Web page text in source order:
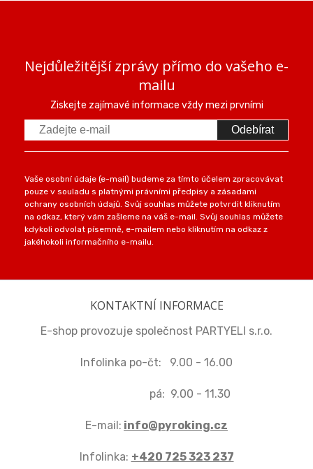
Nejdůležitější zprávy přímo do vašeho e-
mailu
Ziskejte zajímavé informace vždy mezi prvními
Odebírat
Vaše osobní údaje (e-mail) budeme za tímto účelem zpracovávat
pouze v souladu s platnými právními předpisy a zásadami
ochrany osobních údajů. Svůj souhlas můžete potvrdit kliknutím
na odkaz, který vám zašleme na váš e-mail. Svůj souhlas můžete
kdykoli odvolat písemně, e-mailem nebo kliknutím na odkaz z
jakéhokoli informačního e-mailu.
KONTAKTNÍ INFORMACE
E-shop provozuje společnost PARTYELI s.r.o.
Infolinka po-čt: 9.00 - 16.00
pá: 9.00 - 11.30
E-mail: info@pyroking.cz
Infolinka: +420 725 323 237